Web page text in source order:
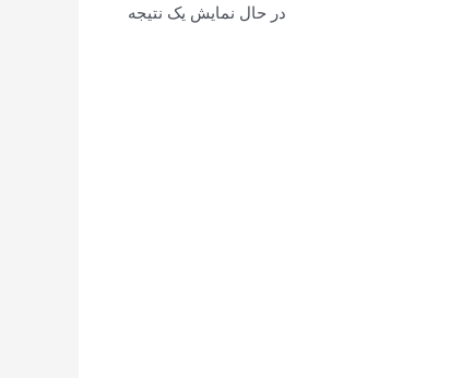
در حال نمایش یک نتیجه